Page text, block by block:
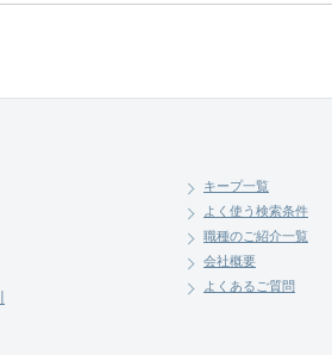
キープ一覧
よく使う検索条件
職種のご紹介一覧
会社概要
よくあるご質問